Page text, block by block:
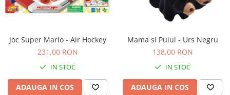
Karturi copii
Trambulina copii
Accesorii locuri de joaca
Locuri de joaca
Joc Super Mario - Air Hockey
231,00 RON
IN STOC
ADAUGA IN COS
Mama si Puiul - Urs Negru
138,00 RON
IN STOC
ADAUGA IN COS